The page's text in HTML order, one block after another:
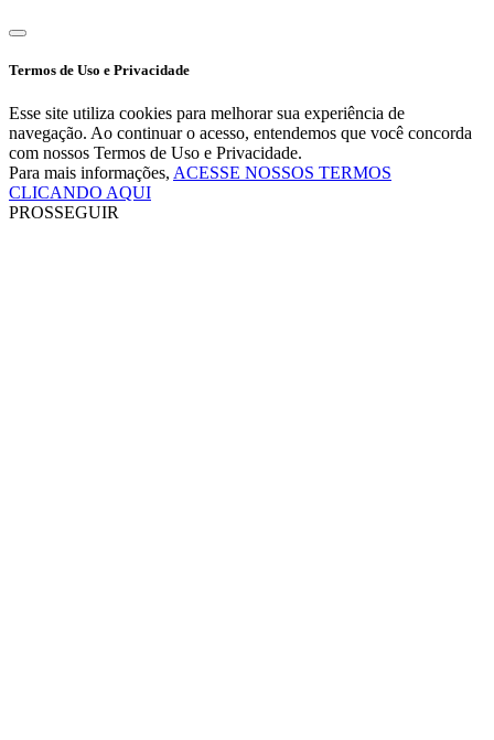
Termos de Uso e Privacidade
Esse site utiliza cookies para melhorar sua experiência de
navegação. Ao continuar o acesso, entendemos que você concorda
com nossos Termos de Uso e Privacidade.
Para mais informações, ACESSE NOSSOS TERMOS
CLICANDO AQUI
PROSSEGUIR